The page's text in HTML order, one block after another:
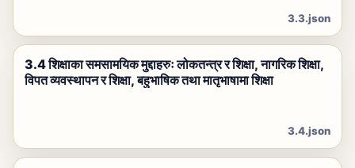
3.3.json
3.4 शिक्षाका समसामयिक मुद्दाहरुः लोकतन्त्र र शिक्षा, नागरिक शिक्षा,
विपत व्यवस्थापन र शिक्षा, बहुभाषिक तथा मातृभाषामा शिक्षा
3.4.json